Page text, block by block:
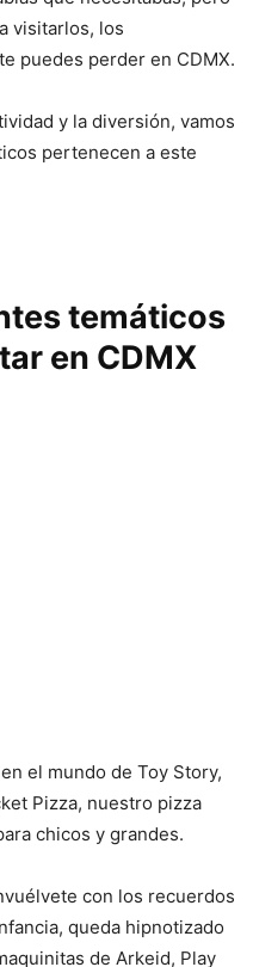
visitarlos, los
puedes perder en CDMX.
y la diversión, vamos
pertenecen a este
temáticos
en CDMX
el mundo de Toy Story,
Pizza, nuestro pizza
chicos y grandes.
con los recuerdos
queda hipnotizado
de Arkeid, Play